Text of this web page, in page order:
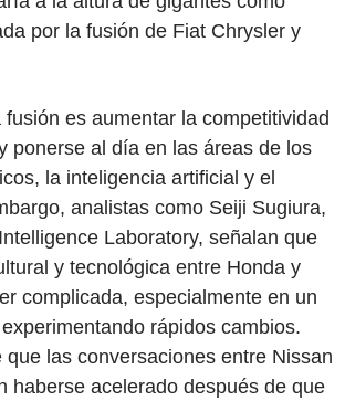
por la fusión de Fiat Chrysler y
fusión es aumentar la competitividad
ponerse al día en las áreas de los
la inteligencia artificial y el
analistas como Seiji Sugiura,
Laboratory, señalan que
y tecnológica entre Honda y
complicada, especialmente en un
rápidos cambios.
que las conversaciones entre Nissan
haberse acelerado después de que